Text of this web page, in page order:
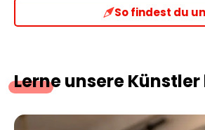
So findest du
Lerne unsere